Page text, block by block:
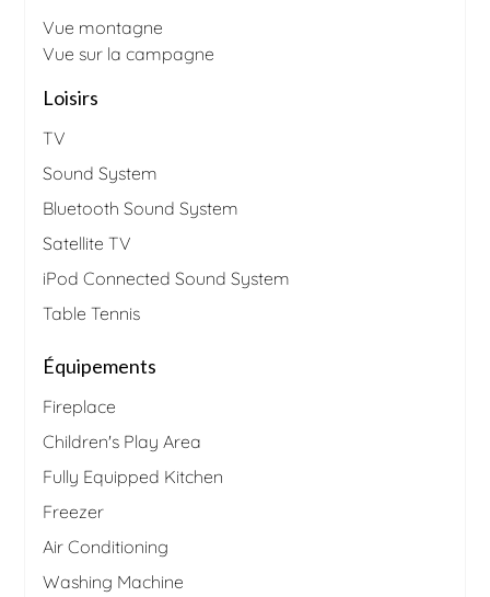
Vue montagne
Vue sur la campagne
Loisirs
TV
Sound System
Bluetooth Sound System
Satellite TV
iPod Connected Sound System
Table Tennis
Équipements
Fireplace
Children's Play Area
Fully Equipped Kitchen
Freezer
Air Conditioning
Washing Machine